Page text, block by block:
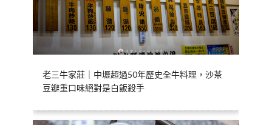
老三牛家莊｜中壢超過50年歷史全牛料理，沙茶
豆瓣重口味絕對是白飯殺手